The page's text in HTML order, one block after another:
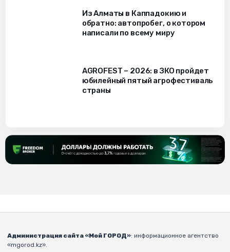
Из Алматы в Каппадокию и
обратно: автопробег, о котором
написали по всему миру
AGROFEST – 2026: в ЗКО пройдет
юбилейный пятый агрофестиваль
страны
Администрация сайта «Мой ГОРОД»: информационное агентство
«mgorod.kz».